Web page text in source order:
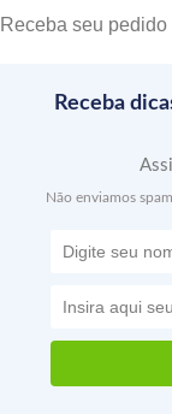
Receba seu
Receba
Não enviamos